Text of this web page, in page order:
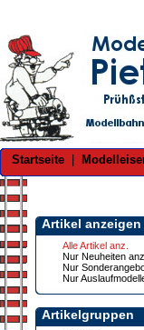
Startseite
Artikel anzeigen
Alle Artikel anz.
Nur Neuheiten anz.
Nur
Nur
Artikelgruppen